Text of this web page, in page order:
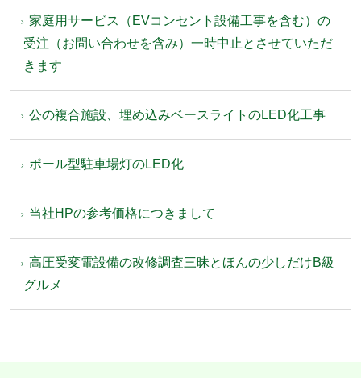
家庭用サービス（EVコンセント設備工事を含む）の
受注（お問い合わせを含み）一時中止とさせていただ
きます
公の複合施設、埋め込みベースライトのLED化工事
ポール型駐車場灯のLED化
当社HPの参考価格につきまして
高圧受変電設備の改修調査三昧とほんの少しだけB級
グルメ